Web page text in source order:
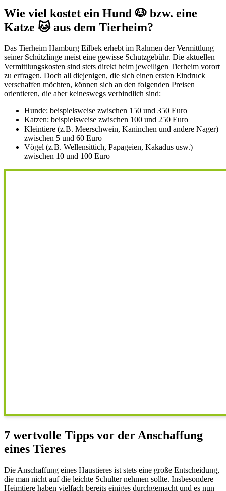
Wie viel kostet ein Hund 🐶 bzw. eine
Katze 🐱 aus dem Tierheim?
Das Tierheim Hamburg Eilbek erhebt im Rahmen der Vermittlung
seiner Schützlinge meist eine gewisse Schutzgebühr. Die aktuellen
Vermittlungskosten sind stets direkt beim jeweiligen Tierheim vorort
zu erfragen. Doch all diejenigen, die sich einen ersten Eindruck
verschaffen möchten, können sich an den folgenden Preisen
orientieren, die aber keineswegs verbindlich sind:
Hunde: beispielsweise zwischen 150 und 350 Euro
Katzen: beispielsweise zwischen 100 und 250 Euro
Kleintiere (z.B. Meerschwein, Kaninchen und andere Nager)
zwischen 5 und 60 Euro
Vögel (z.B. Wellensittich, Papageien, Kakadus usw.)
zwischen 10 und 100 Euro
7 wertvolle Tipps vor der Anschaffung
eines Tieres
Die Anschaffung eines Haustieres ist stets eine große Entscheidung,
die man nicht auf die leichte Schulter nehmen sollte. Insbesondere
Heimtiere haben vielfach bereits einiges durchgemacht und es nun